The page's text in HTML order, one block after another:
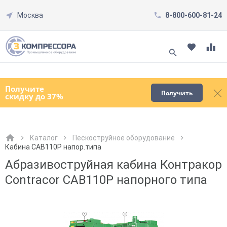
Москва 8-800-600-81-24
Получите
скидку до 37% Получить
Смотреть все товары
Каталог
Пескоструйное оборудование
Кабина CAB110Р напор.типа
Абразивоструйная кабина Контракор
Contracor CAB110Р напорного типа
Как к Вам обращаться?
Как к Вам обращаться?
Город доставки
Как к Вам обращаться?